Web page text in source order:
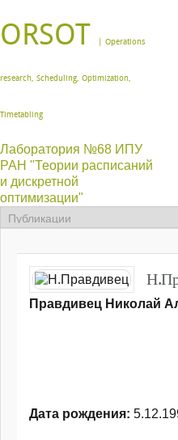
ORSOT | Operations
research, Scheduling, Optimization,
Timetabling
Лаборатория №68 ИПУ
РАН "Теории расписаний
и дискретной
оптимизации"
Правдивец Николай
Дата рождения: